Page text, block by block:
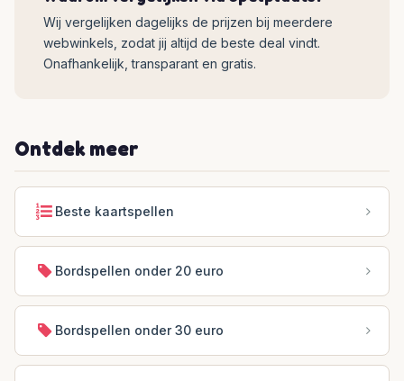
Wij vergelijken dagelijks de prijzen bij meerdere
webwinkels, zodat jij altijd de beste deal vindt.
Onafhankelijk, transparant en gratis.
Ontdek meer
Beste kaartspellen
Bordspellen onder 20 euro
Bordspellen onder 30 euro